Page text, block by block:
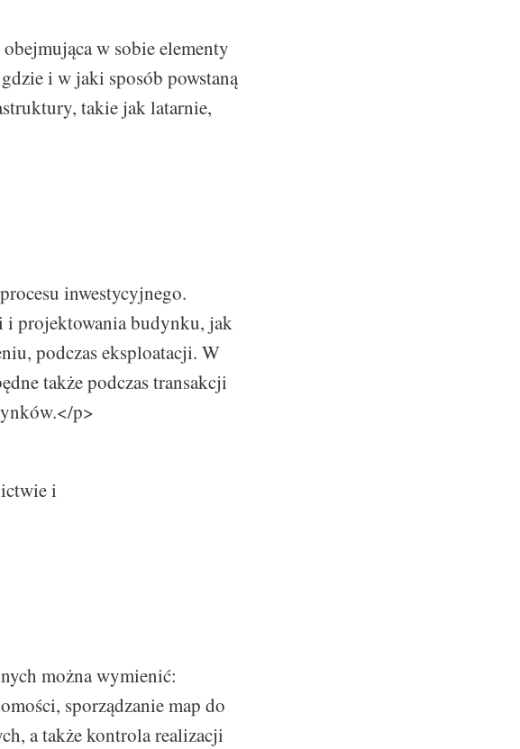
w sobie elementy
i w jaki sposób powstaną
takie jak latarnie,
inwestycyjnego.
i projektowania budynku, jak
podczas eksploatacji. W
także podczas transakcji
p>
i
można wymienić:
sporządzanie map do
a także kontrola realizacji